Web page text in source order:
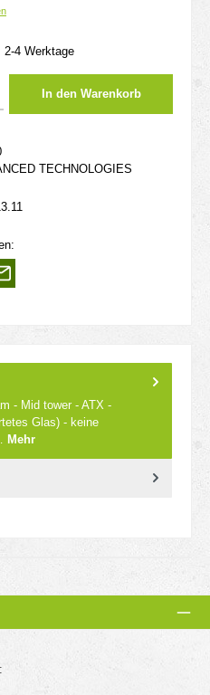
2-4 Werktage
In den Warenkorb
TECHNOLOGIES
- Mid tower - ATX -
Glas) - keine
Mehr